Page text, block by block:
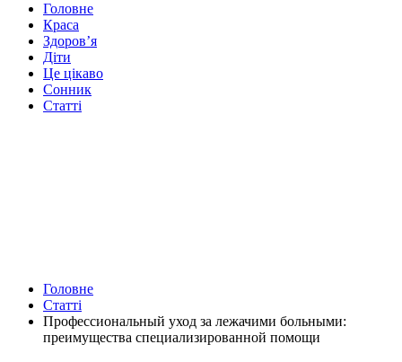
Головне
Краса
Здоров’я
Діти
Це цікаво
Сонник
Статті
Головне
Статті
Профессиональный уход за лежачими больными:
преимущества специализированной помощи